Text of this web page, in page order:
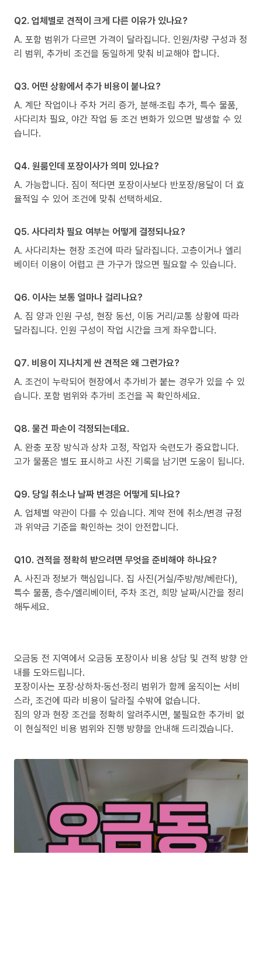
Q2. 업체별로 견적이 크게 다른 이유가 있나요?
A. 포함 범위가 다르면 가격이 달라집니다. 인원/차량 구성과 정
리 범위, 추가비 조건을 동일하게 맞춰 비교해야 합니다.
Q3. 어떤 상황에서 추가 비용이 붙나요?
A. 계단 작업이나 주차 거리 증가, 분해·조립 추가, 특수 물품,
사다리차 필요, 야간 작업 등 조건 변화가 있으면 발생할 수 있
습니다.
Q4. 원룸인데 포장이사가 의미 있나요?
A. 가능합니다. 짐이 적다면 포장이사보다 반포장/용달이 더 효
율적일 수 있어 조건에 맞춰 선택하세요.
Q5. 사다리차 필요 여부는 어떻게 결정되나요?
A. 사다리차는 현장 조건에 따라 달라집니다. 고층이거나 엘리
베이터 이용이 어렵고 큰 가구가 많으면 필요할 수 있습니다.
Q6. 이사는 보통 얼마나 걸리나요?
A. 짐 양과 인원 구성, 현장 동선, 이동 거리/교통 상황에 따라
달라집니다. 인원 구성이 작업 시간을 크게 좌우합니다.
Q7. 비용이 지나치게 싼 견적은 왜 그런가요?
A. 조건이 누락되어 현장에서 추가비가 붙는 경우가 있을 수 있
습니다. 포함 범위와 추가비 조건을 꼭 확인하세요.
Q8. 물건 파손이 걱정되는데요.
A. 완충 포장 방식과 상차 고정, 작업자 숙련도가 중요합니다.
고가 물품은 별도 표시하고 사진 기록을 남기면 도움이 됩니다.
Q9. 당일 취소나 날짜 변경은 어떻게 되나요?
A. 업체별 약관이 다를 수 있습니다. 계약 전에 취소/변경 규정
과 위약금 기준을 확인하는 것이 안전합니다.
Q10. 견적을 정확히 받으려면 무엇을 준비해야 하나요?
A. 사진과 정보가 핵심입니다. 집 사진(거실/주방/방/베란다),
특수 물품, 층수/엘리베이터, 주차 조건, 희망 날짜/시간을 정리
해두세요.
오금동 전 지역에서 오금동 포장이사 비용 상담 및 견적 방향 안
내를 도와드립니다.
포장이사는 포장·상하차·동선·정리 범위가 함께 움직이는 서비
스라, 조건에 따라 비용이 달라질 수밖에 없습니다.
짐의 양과 현장 조건을 정확히 알려주시면, 불필요한 추가비 없
이 현실적인 비용 범위와 진행 방향을 안내해 드리겠습니다.